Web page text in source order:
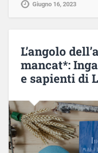
Giugno 16, 2023
L’angolo
mancat*:
e sapienti di